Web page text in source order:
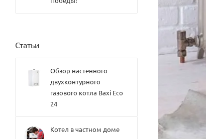
Статьи
Обзор настенного
двухконтурного
газового котла Baxi Eco
24
Котел в частном доме